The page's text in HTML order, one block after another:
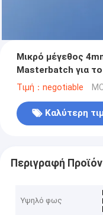
Μικρό μέγεθος
Masterbatch για
Τιμή：negotiable
Καλύτερη
Περιγραφή
Υψηλό φως